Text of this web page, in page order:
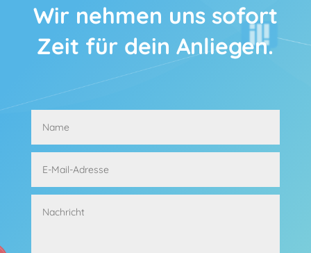
Wir nehmen uns sofort
Zeit für dein Anliegen.